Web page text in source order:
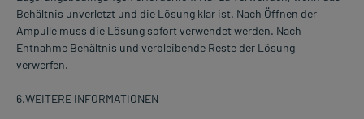
Behältnis unverletzt und die Lösung klar ist. Nach Öffnen der
Ampulle muss die Lösung sofort verwendet werden. Nach
Entnahme Behältnis und verbleibende Reste der Lösung
verwerfen.
6.WEITERE INFORMATIONEN